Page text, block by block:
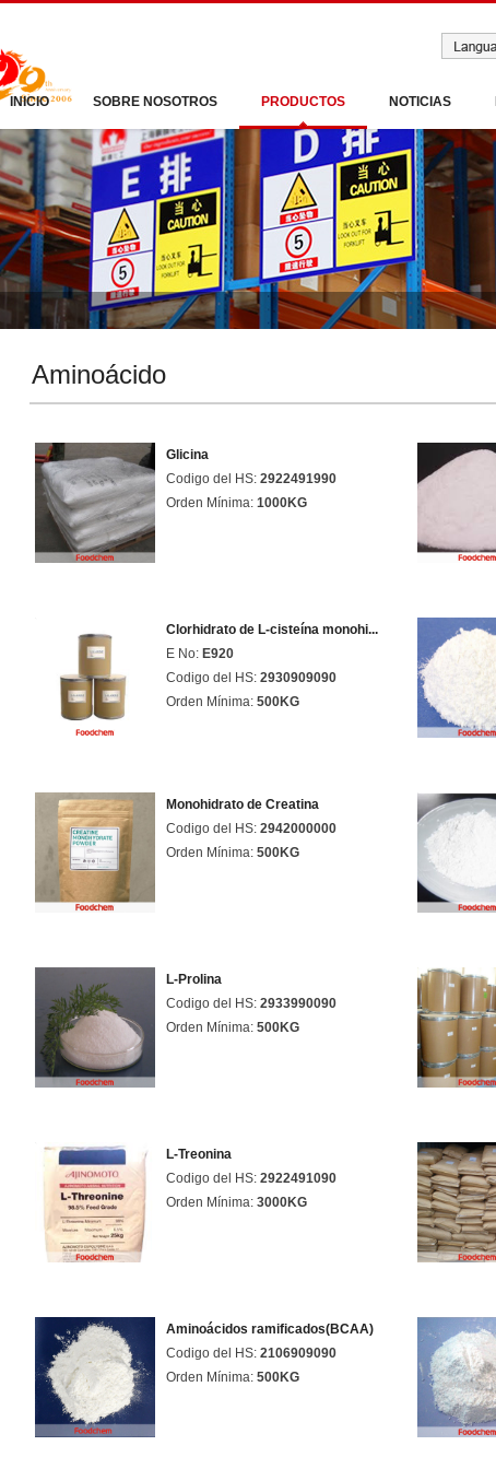
INICIO SOBRE NOSOTROS PRODUCTOS NOTICIAS
Aminoácido
Glicina
Codigo del HS: 2922491990
Orden Mínima: 1000KG
Clorhidrato de L-cisteína monohi...
E No: E920
Codigo del HS: 2930909090
Orden Mínima: 500KG
Monohidrato de Creatina
Codigo del HS: 2942000000
Orden Mínima: 500KG
L-Prolina
Codigo del HS: 2933990090
Orden Mínima: 500KG
L-Treonina
Codigo del HS: 2922491090
Orden Mínima: 3000KG
Aminoácidos ramificados(BCAA)
Codigo del HS: 2106909090
Orden Mínima: 500KG